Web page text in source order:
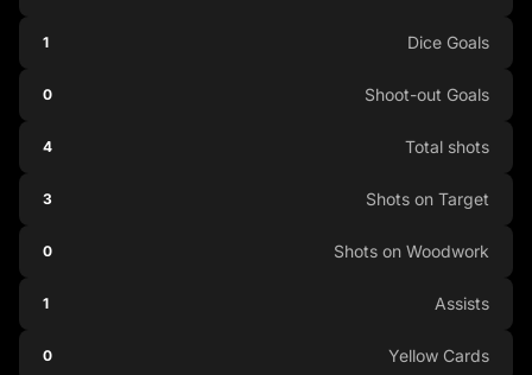
Dice Goals
1
Shoot-out Goals
0
Total shots
4
Shots on Target
3
Shots on Woodwork
0
Assists
1
Yellow Cards
0